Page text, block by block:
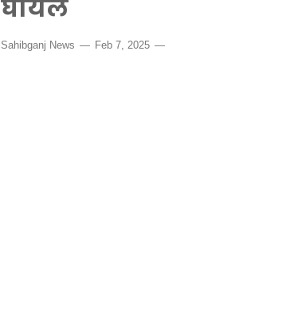
घायल
Sahibganj News Feb 7, 2025